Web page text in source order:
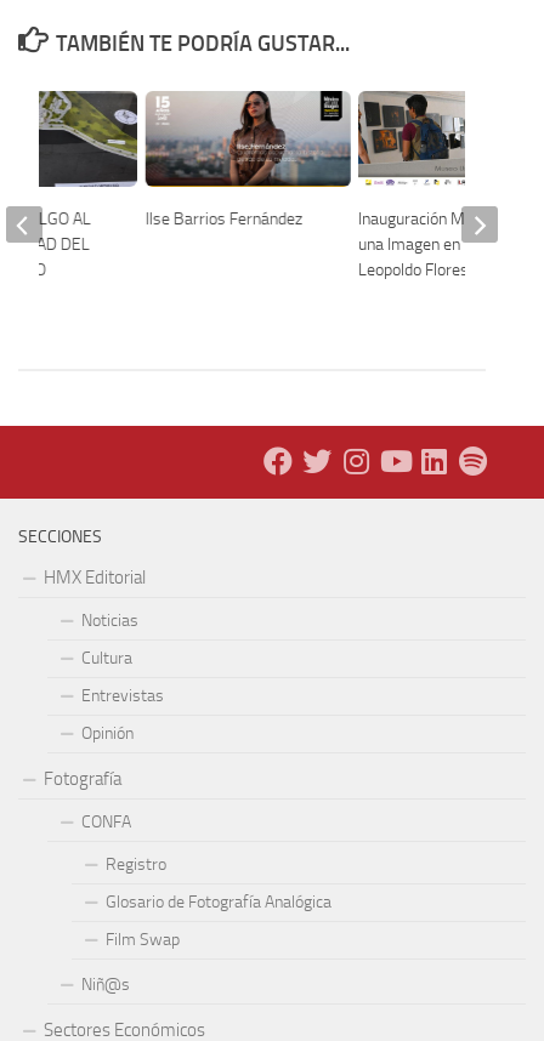
TAMBIÉN TE PODRÍA GUSTAR...
Ilse Barrios Fernández
Inauguración México en
una Imagen en Museo
Leopoldo Flores
AL
DEL
SECCIONES
HMX Editorial
Noticias
Cultura
Entrevistas
Opinión
Fotografía
CONFA
Registro
Glosario de Fotografía Analógica
Film Swap
Niñ@s
Sectores Económicos